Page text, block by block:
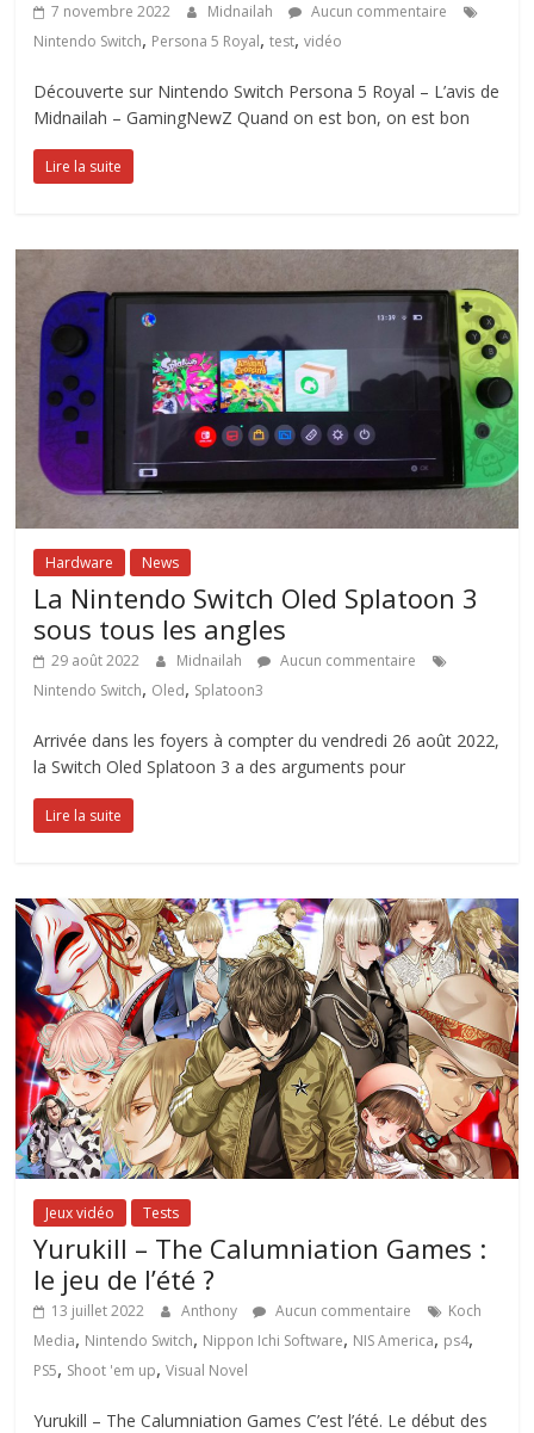
7 novembre 2022 Midnailah
Aucun commentaire
Nintendo Switch, Persona 5 Royal,test,vidéo
Découverte sur Nintendo Switch Persona 5 Royal – L’avis de
Midnailah – GamingNewZ Quand on est bon, on est bon
Lire la suite
Hardware News
La Nintendo Switch Oled Splatoon 3
sous tous les angles
29 août 2022 Midnailah
Aucun commentaire
Nintendo Switch, Oled, Splatoon3
Arrivée dans les foyers à compter du vendredi 26 août 2022,
la Switch Oled Splatoon 3 a des arguments pour
Lire la suite
Jeux vidéo Tests
Yurukill – The Calumniation Games :
le jeu de l’été ?
13 juillet 2022 Anthony Aucun commentaire
Koch
Media, Nintendo Switch, Nippon Ichi Software, NIS America, ps4,
PS5, Shoot 'em up,Visual Novel
Yurukill – The Calumniation Games C’est l’été. Le début des